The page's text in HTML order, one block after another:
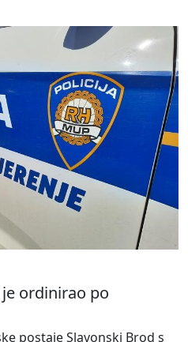
ordinirao po
postaje Slavonski Brod s